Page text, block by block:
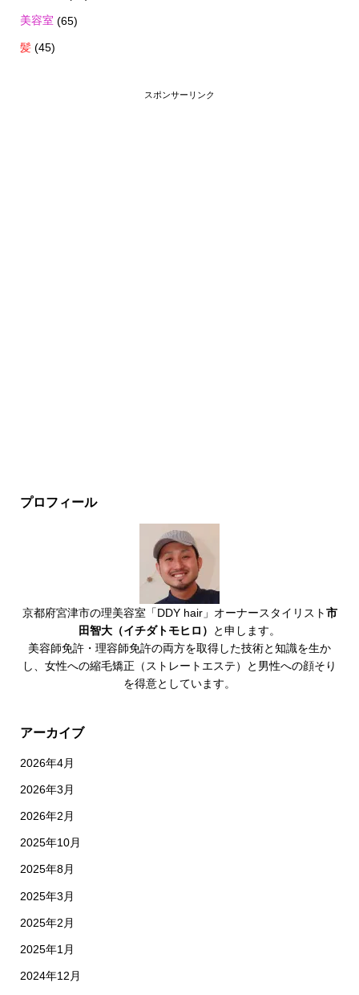
美容室 (65)
髪(45)
スポンサーリンク
プロフィール
京都府宮津市の理美容室「DDY hair」オーナースタイリスト市
田智大（イチダトモヒロ）
と申します。
美容師免許・理容師免許の両方を取得した技術と知識を生か
し、女性への縮毛矯正（ストレートエステ）と男性への顔そり
を得意としています。
アーカイブ
2026年4月
2026年3月
2026年2月
2025年10月
2025年8月
2025年3月
2025年2月
2025年1月
2024年12月